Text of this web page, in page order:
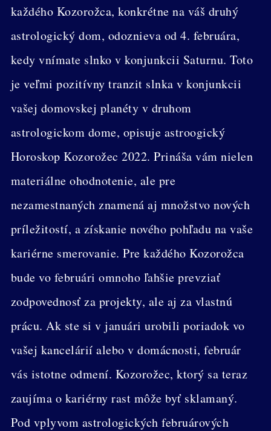
každého Kozorožca, konkrétne na váš druhý
astrologický dom, odoznieva od 4. februára,
kedy vnímate slnko v konjunkcii Saturnu. Toto
je veľmi pozitívny tranzit slnka v konjunkcii
vašej domovskej planéty v druhom
astrologickom dome, opisuje astroogický
Horoskop Kozorožec 2022. Prináša vám nielen
materiálne ohodnotenie, ale pre
nezamestnaných znamená aj množstvo nových
príležitostí, a získanie nového pohľadu na vaše
kariérne smerovanie. Pre každého Kozorožca
bude vo februári omnoho ľahšie prevziať
zodpovednosť za projekty, ale aj za vlastnú
prácu. Ak ste si v januári urobili poriadok vo
vašej kancelárií alebo v domácnosti, február
vás istotne odmení. Kozorožec, ktorý sa teraz
zaujíma o kariérny rast môže byť sklamaný.
Pod vplyvom astrologických februárových